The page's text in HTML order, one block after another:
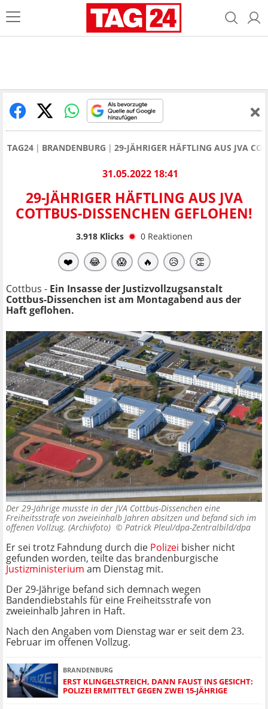
TAG24 BRANDENBURG 29-JÄHRIGER HÄFTLING AUS JVA
31.05.2022 18:41
29-JÄHRIGER HÄFTLING AUS JVA
COTTBUS-DISSENCHEN GEFLOHEN!
3.918Klicks 0 Reaktionen
❤️ 😂 😱 🔥 😥 👏
Cottbus - Ein Insasse der Justizvollzugsanstalt
Cottbus-Dissenchen ist am Montagabend aus der
Haft geflohen.
Der 29-Jährige musste in der JVA Cottbus-Dissenchen eine
Freiheitsstrafe von zweieinhalb Jahren absitzen und befand sich im
offenen Vollzug. (Archivfoto) © Patrick Pleul/dpa-Zentralbild/dpa
Er sei trotz Fahndung durch die Polizei bisher nicht
gefunden worden, teilte das brandenburgische
Justizministerium am Dienstag mit.
Der 29-Jährige befand sich demnach wegen
Bandendiebstahls für eine Freiheitsstrafe von
zweieinhalb Jahren in Haft.
Nach den Angaben vom Dienstag war er seit dem 23.
Februar im offenen Vollzug.
BRANDENBURG
ERST KLINGELSTREICH, DANN FAUST INS GESICHT:
POLIZEI ERMITTELT GEGEN ZWEI 15-JÄHRIGE